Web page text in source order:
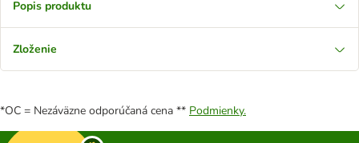
Popis produktu
Zloženie
*OC = Nezáväzne odporúčaná cena ** Podmienky.